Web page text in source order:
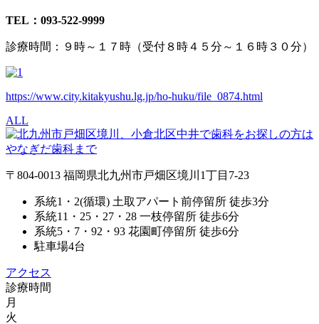
TEL：093-522-9999
診療時間：９時～１７時（受付８時４５分～１６時３０分）
https://www.city.kitakyushu.lg.jp/ho-huku/file_0874.html
ALL
〒804-0013 福岡県北九州市戸畑区境川1丁目7-23
系統1・2(循環) 土取アパート前停留所 徒歩3分
系統11・25・27・28 一枝停留所 徒歩6分
系統5・7・92・93 花園町停留所 徒歩6分
駐車場4台
アクセス
診療時間
月
火